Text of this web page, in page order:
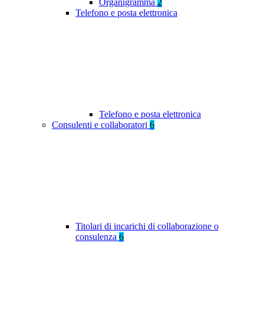
Organigramma 2
Telefono e posta elettronica
Telefono e posta elettronica
Consulenti e collaboratori 6
Titolari di incarichi di collaborazione o
consulenza 6